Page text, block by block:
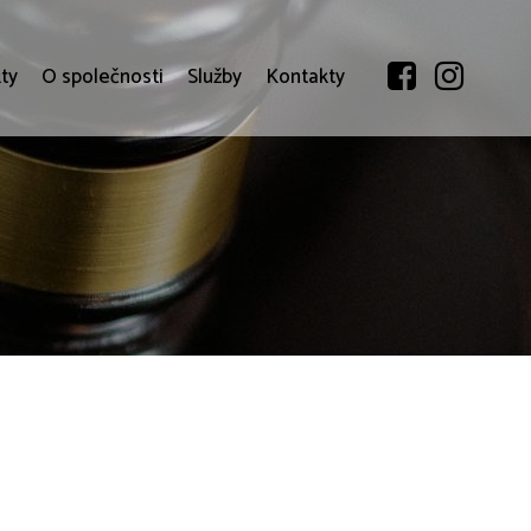
O společnosti Služby Kontakty